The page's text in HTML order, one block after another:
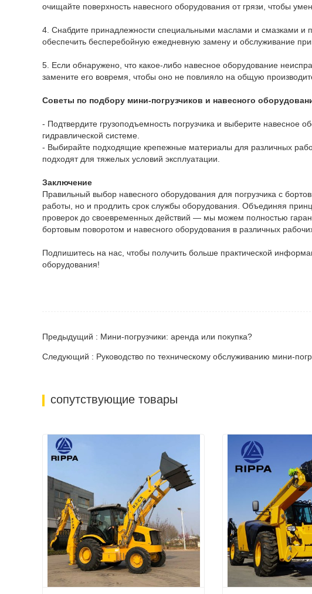
очищайте поверхность навесного оборудования от грязи, чтобы
4. Снабдите принадлежности специальными маслами и смазками и
обеспечить бесперебойную ежедневную замену и обслуживание
5. Если обнаружено, что какое-либо навесное оборудование
замените его вовремя, чтобы оно не повлияло на общую
Советы по подбору мини-погрузчиков и навесного
- Подтвердите грузоподъемность погрузчика и выберите
гидравлической системе.
- Выбирайте подходящие крепежные материалы для различных
подходят для тяжелых условий эксплуатации.
Заключение
Правильный выбор навесного оборудования для погрузчика с
работы, но и продлить срок службы оборудования. Объединяя
проверок до своевременных действий — мы можем полностью
бортовым поворотом и навесного оборудования в различных
Подпишитесь на нас, чтобы получить больше практической
оборудования!
Предыдущий : Мини-погрузчики: аренда или покупка?
Следующий : Руководство по техническому обслуживанию мини-
сопутствующие товары